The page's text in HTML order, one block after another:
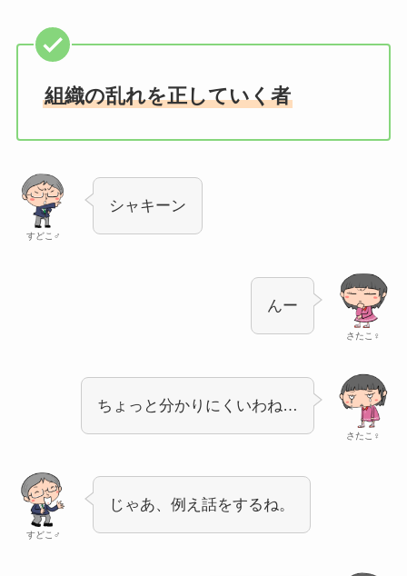
組織の乱れを正していく者
すどこ♂
シャキーン
さたこ♀
んー
さたこ♀
ちょっと分かりにくいわね…
すどこ♂
じゃあ、例え話をするね。